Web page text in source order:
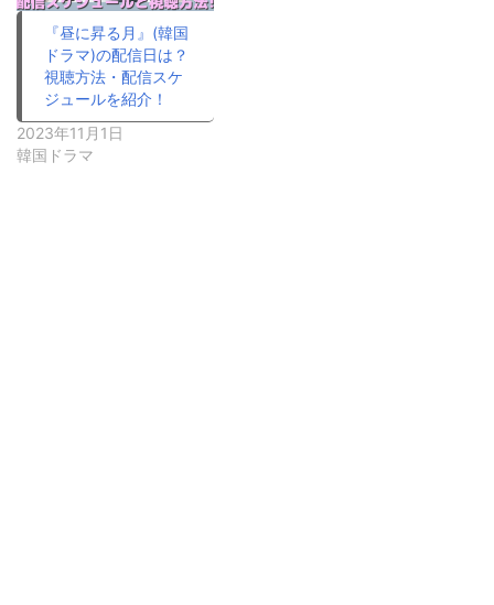
『昼に昇る月』(韓国
ドラマ)の配信日は？
視聴方法・配信スケ
ジュールを紹介！
2023年11月1日
韓国ドラマ